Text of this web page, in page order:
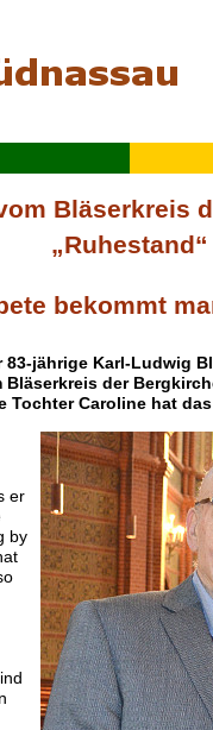
Bläserkreis
„Ruhestand“
bekommt
83-jährige Karl-Ludwig
der
Tochter Caroline hat
er
by